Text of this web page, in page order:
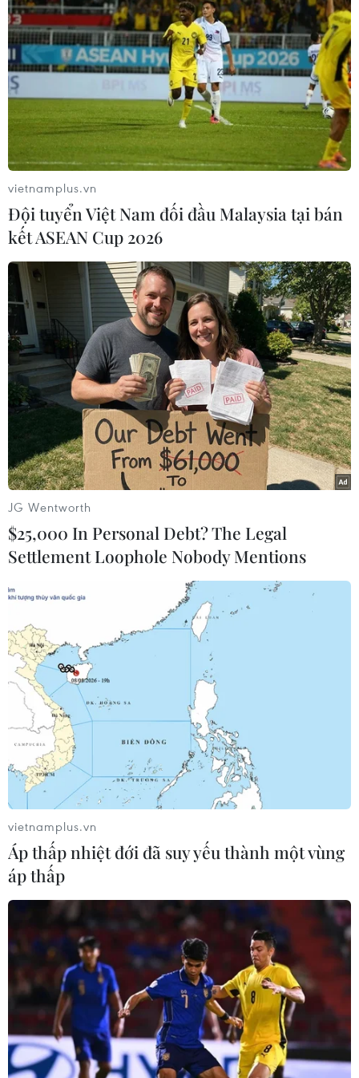
Pháp đối mặt nguy cơ suy thoái, lòng tin
người tiêu dùng Anh giảm mạnh
06/04/2020 12:55
Pháp có thể sẽ rơi vào đợt suy thoái sâu nhất kể từ năm
1945 do dịch COVID-19, trong khi đó dịch bệnh đã khiến
lòng tin của người tiêu dùng Anh giảm xuống mức thấp
nhất trong hơm 45 năm.
Dự báo kinh tế Anh sẽ sụt giảm trong cả
10/04/2020 08:49
Chuyên gia nhận định do tác động tiêu cực từ dịch
COVID-19, nhiều khả năng kinh tế Anh giảm tới 5%
trong tháng 3/2020, hậu quả là kinh tế nước này có thể
sụt giảm khoảng 1,3% trong cả quý 1/2020.
Bộ trưởng Tài chính Anh cảnh báo GDP có
thể giảm tới 30% trong quý 2
vietnamplus.vn
Đội tuyển Việt Nam đối đầu Malaysia tại bán
kết ASEAN Cup 2026
JG Wentworth
$25,000 In Personal Debt? The Legal
Settlement Loophole Nobody Mentions
vietnamplus.vn
Áp thấp nhiệt đới đã suy yếu thành một vùng
áp thấp